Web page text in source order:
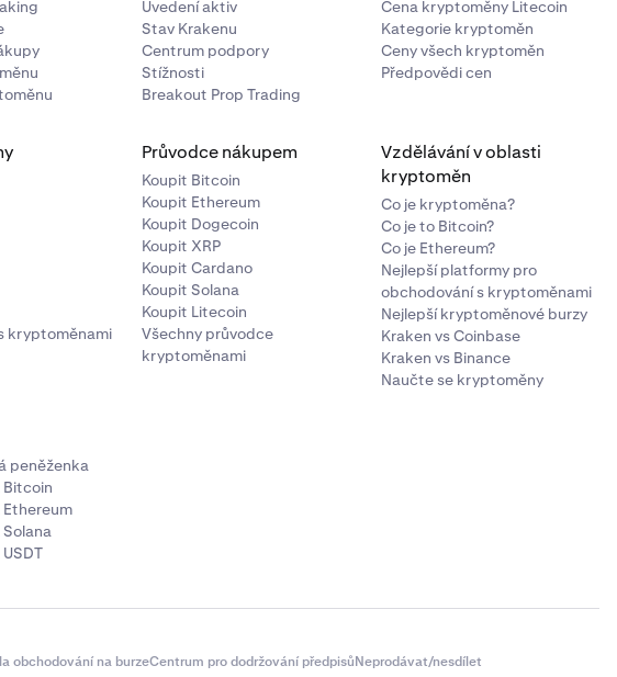
+ aktivum.
Uvedení aktiv
Stav Krakenu
Centrum podpory
Stížnosti
Breakout Prop Trading
Cena kryptoměny Litecoin
Kategorie kryptoměn
Ceny všech kryptoměn
Předpovědi cen
kryptoměnami
Průvodce nákupem
Koupit Bitcoin
Koupit Ethereum
Koupit Dogecoin
Koupit XRP
Koupit Cardano
Koupit Solana
Koupit Litecoin
Všechny průvodce
kryptoměnami
Vzdělávání v oblasti
kryptoměn
Co je kryptoměna?
Co je to Bitcoin?
Co je Ethereum?
Nejlepší platformy pro
obchodování s kryptoměnami
Nejlepší kryptoměnové burzy
Kraken vs Coinbase
Kraken vs Binance
Naučte se kryptoměny
peněženka
Bitcoin
Ethereum
Solana
obchodování na burzeCentrum pro dodržování předpisůNeprodávat/nesdílet